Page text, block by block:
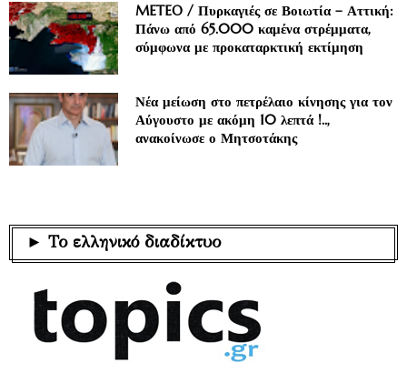
METEO / Πυρκαγιές σε Βοιωτία – Αττική:
Πάνω από 65.000 καμένα στρέμματα,
σύμφωνα με προκαταρκτική εκτίμηση
Νέα μείωση στο πετρέλαιο κίνησης για τον
Αύγουστο με ακόμη 10 λεπτά !..,
ανακοίνωσε ο Μητσοτάκης
► Το ελληνικό διαδίκτυο